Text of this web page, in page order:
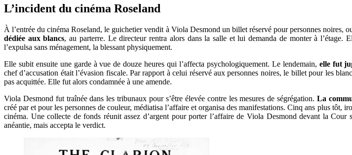
L’incident du cinéma Roseland
À l’entrée du cinéma Roseland, le guichetier vendit à Viola Desmond un billet réservé pour personnes noires,
dédiée aux blancs, au parterre. Le directeur rentra alors dans la salle et lui demanda de monter à l’étage.
l’expulsa sans ménagement, la blessant physiquement.
Elle subit ensuite une garde à vue de douze heures qui l’affecta psychologiquement. Le lendemain, elle fut
chef d’accusation était l’évasion fiscale. Par rapport à celui réservé aux personnes noires, le billet pour les
pas acquittée. Elle fut alors condamnée à une amende.
Viola Desmond fut traînée dans les tribunaux pour s’être élevée contre les mesures de ségrégation. La
créé par et pour les personnes de couleur, médiatisa l’affaire et organisa des manifestations. Cinq ans plus tôt,
cinéma. Une collecte de fonds réunit assez d’argent pour porter l’affaire de Viola Desmond devant la Cour
anéantie, mais accepta le verdict.